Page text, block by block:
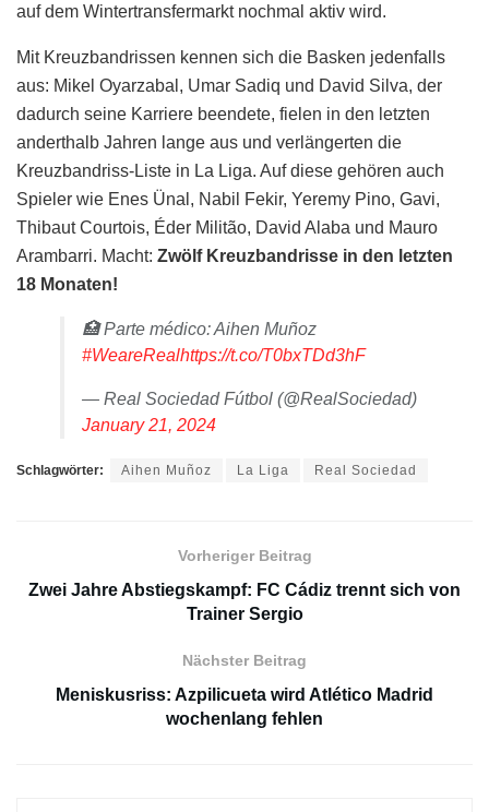
auf dem Wintertransfermarkt nochmal aktiv wird.
Mit Kreuzbandrissen kennen sich die Basken jedenfalls
aus: Mikel Oyarzabal, Umar Sadiq und David Silva, der
dadurch seine Karriere beendete, fielen in den letzten
anderthalb Jahren lange aus und verlängerten die
Kreuzbandriss-Liste in La Liga. Auf diese gehören auch
Spieler wie Enes Ünal, Nabil Fekir, Yeremy Pino, Gavi,
Thibaut Courtois, Éder Militão, David Alaba und Mauro
Arambarri. Macht: Zwölf Kreuzbandrisse in den letzten
18 Monaten!
🏥 Parte médico: Aihen Muñoz
#WeareRealhttps://t.co/T0bxTDd3hF
— Real Sociedad Fútbol (@RealSociedad)
January 21, 2024
Schlagwörter: Aihen Muñoz La Liga Real Sociedad
Vorheriger Beitrag
Zwei Jahre Abstiegskampf: FC Cádiz trennt sich von
Trainer Sergio
Nächster Beitrag
Meniskusriss: Azpilicueta wird Atlético Madrid
wochenlang fehlen